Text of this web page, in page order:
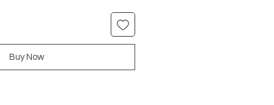
Buy Now